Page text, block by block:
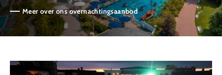
Meer over ons overnachtingsaanbod